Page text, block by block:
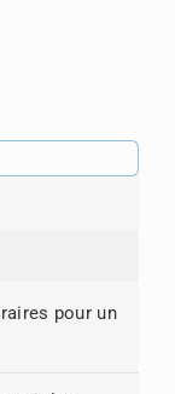
pour un